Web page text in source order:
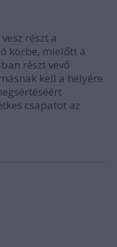
részt a
körbe, mielőtt a
részt vevő
kell a helyére
csapatot az